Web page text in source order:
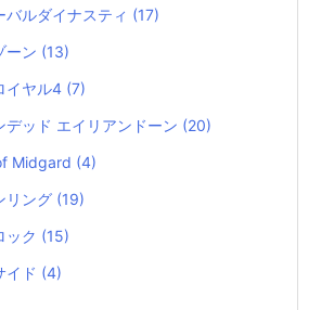
バルダイナスティ (17)
ーン (13)
イヤル4 (7)
デッド エイリアンドーン (20)
Midgard (4)
リング (19)
ック (15)
イド (4)